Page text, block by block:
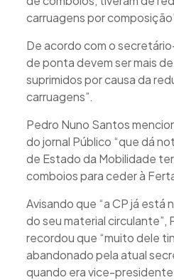
carruagens por
De acordo com o
de ponta devem ser mais
suprimidos por causa da
carruagens”.
Pedro Nuno Santos
do jornal Público “que dá
de Estado da Mobilidade
comboios para ceder à
Avisando que “a CP já está
do seu material circulante”,
recordou que “muito dele
abandonado pela atual
quando era vice-presidente